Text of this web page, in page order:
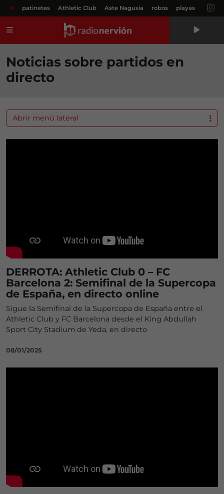
# patinetes Athletic Club Aste Nagusia robos playas
Noticias sobre partidos en
directo
DERROTA: Athletic Club 0 – FC
Barcelona 2: Semifinal de la Supercopa
de España, en directo online
Sigue la Semifinal de la Supercopa de España entre el
Athletic Club y FC Barcelona desde el King Abdullah
Sport City Stadium de Yeda, en directo
08/01/2025
Abrir menú lateral